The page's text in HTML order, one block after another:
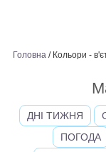
Головна / Кольори -
ДНІ ТИЖНЯ
ПОГОДА